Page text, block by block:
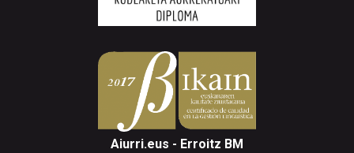
Aiurri.eus - Erroitz BM